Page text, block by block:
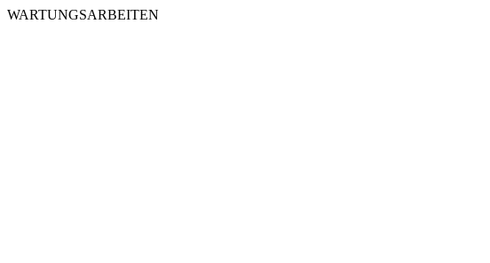
WARTUNGSARBEITEN